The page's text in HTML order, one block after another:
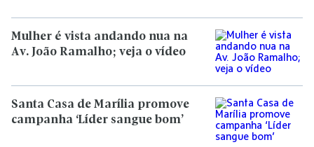
Mulher é vista andando nua na
Av. João Ramalho; veja o vídeo
Santa Casa de Marília promove
campanha ‘Líder sangue bom’